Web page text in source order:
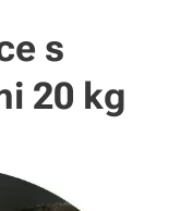
s
20 kg